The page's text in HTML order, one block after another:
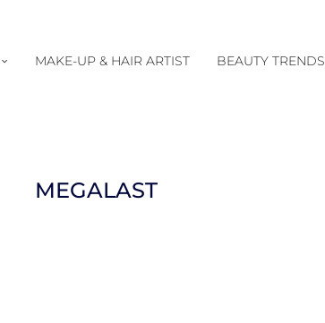
MAKE-UP & HAIR ARTIST BEAUTY TRENDS
MEGALAST